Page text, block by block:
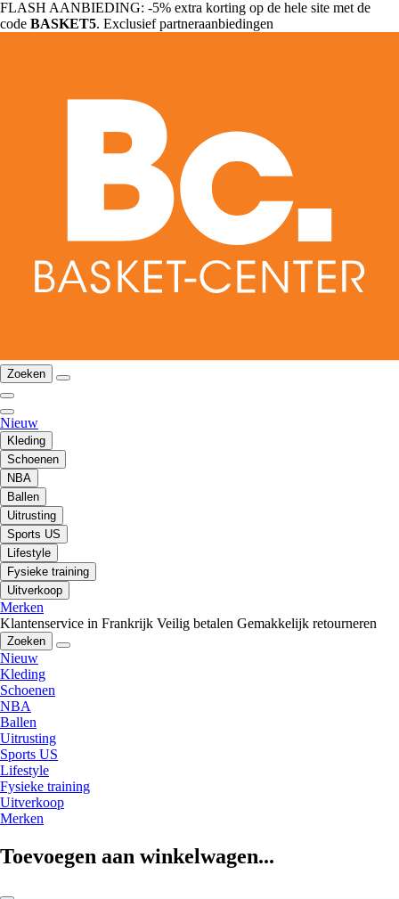
FLASH AANBIEDING: -5% extra korting op de hele site met de
code BASKET5. Exclusief partneraanbiedingen
Zoeken
Nieuw
Kleding
Schoenen
NBA
Ballen
Uitrusting
Sports US
Lifestyle
Fysieke training
Uitverkoop
Merken
Klantenservice in Frankrijk Veilig betalen Gemakkelijk retourneren
Zoeken
Nieuw
Kleding
Schoenen
NBA
Ballen
Uitrusting
Sports US
Lifestyle
Fysieke training
Uitverkoop
Merken
Toevoegen aan winkelwagen...